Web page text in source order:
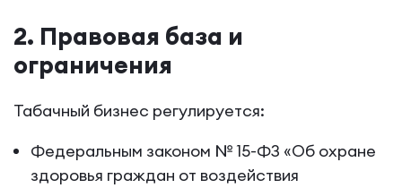
2. Правовая база и
ограничения
Табачный бизнес регулируется:
Федеральным законом № 15-ФЗ «Об охране
здоровья граждан от воздействия